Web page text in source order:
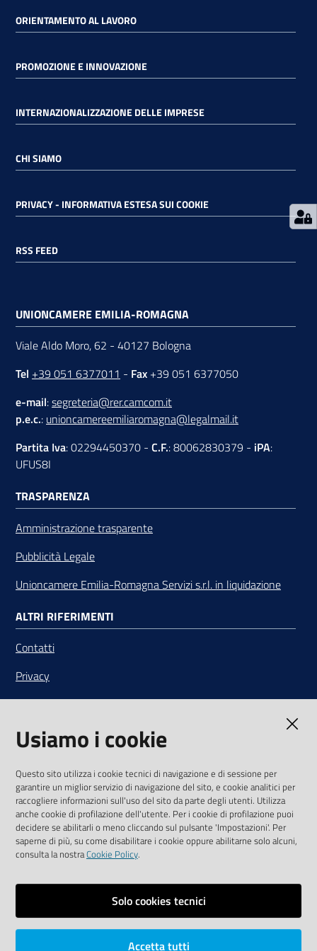
RSS
su
ORIENTAMENTO AL LAVORO
PROMOZIONE E INNOVAZIONE
INTERNAZIONALIZZAZIONE DELLE IMPRESE
CHI SIAMO
PRIVACY - INFORMATIVA ESTESA SUI COOKIE
RSS FEED
UNIONCAMERE EMILIA-ROMAGNA
Viale Aldo Moro, 62 - 40127 Bologna
Tel +39 051 6377011 - Fax +39 051 6377050
e-mail:segreteria@rer.camcom.it
p.e.c.: unioncamereemiliaromagna@legalmail.it
Partita Iva: 02294450370 - C.F.: 80062830379 - iPA:
UFUS8I
TRASPARENZA
Amministrazione trasparente
Pubblicità Legale
Unioncamere Emilia-Romagna Servizi s.r.l. in liquidazione
ALTRI RIFERIMENTI
Contatti
Privacy
Note legali
Media Policy
SEGUICI SU
YoutubeTwitterLinkedinFacebookInstagram
Vai alla pagina
Area riservata
Usiamo i cookie
Questo sito utilizza i cookie tecnici di navigazione e di sessione per
garantire un miglior servizio di navigazione del sito, e cookie analitici per
raccogliere informazioni sull'uso del sito da parte degli utenti. Utilizza
anche cookie di profilazione dell'utente. Per i cookie di profilazione puoi
decidere se abilitarli o meno cliccando sul pulsante 'Impostazioni'. Per
saperne di più, su come disabilitare i cookie oppure abilitarne solo alcuni,
consulta la nostraCookie Policy.
Solo cookies tecnici
Accetta tutti